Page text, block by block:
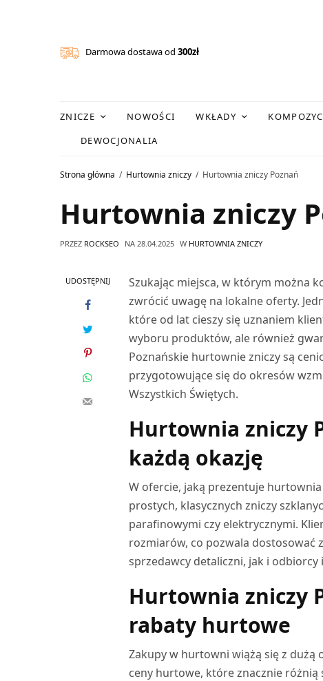
Darmowa dostawa od300zł
ZNICZE NOWOŚCI WKŁADY
DEWOCJONALIA
Strona główna Hurtownia zniczy Hurtownia zniczy Poznań
Hurtownia zniczy
PRZEZ ROCKSEO NA 28.04.2025 W HURTOWNIA ZNICZY
UDOSTĘPNIJ
Szukając miejsca, w którym można
zwrócić uwagę na lokalne oferty.
które od lat cieszy się uznaniem
wyboru produktów, ale również
Poznańskie hurtownie zniczy są
przygotowujące się do okresów
Wszystkich Świętych.
Hurtownia zniczy
każdą okazję
W ofercie, jaką prezentuje
prostych, klasycznych zniczy
parafinowymi czy elektrycznymi.
rozmiarów, co pozwala dostosować
sprzedawcy detaliczni, jak i
Hurtownia zniczy
rabaty hurtowe
Zakupy w hurtowni wiążą się z dużą
ceny hurtowe, które znacznie różnią